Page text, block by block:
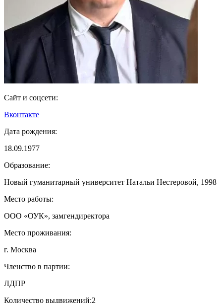
Сайт и соцсети:
Вконтакте
Дата рождения:
18.09.1977
Образование:
Новый гуманитарный университет Натальи Нестеровой, 1998
Место работы:
ООО «ОУК», замгендиректора
Место проживания:
г. Москва
Членство в партии:
ЛДПР
Количество выдвижений:2